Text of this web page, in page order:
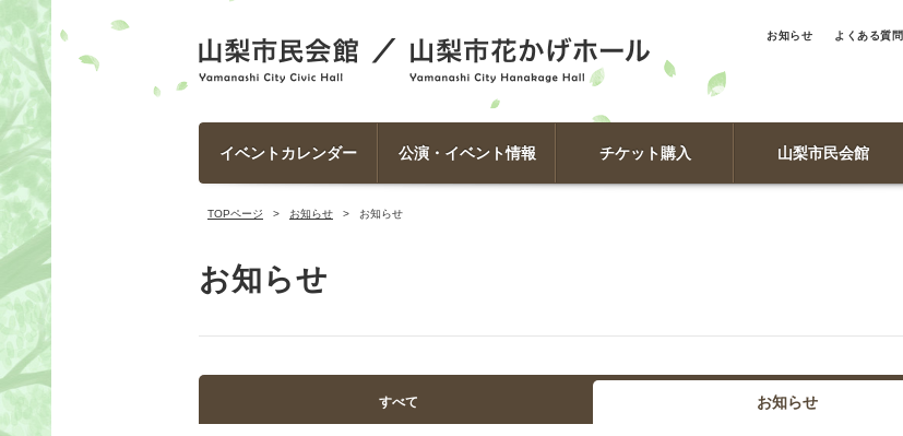
お知らせ よくある質問
イベントカレンダー 公演・イベント情報 チケット購入 山梨市民会館
TOPページ お知らせ お知らせ
お知らせ
すべて お知らせ